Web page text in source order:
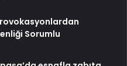
Sorumlu